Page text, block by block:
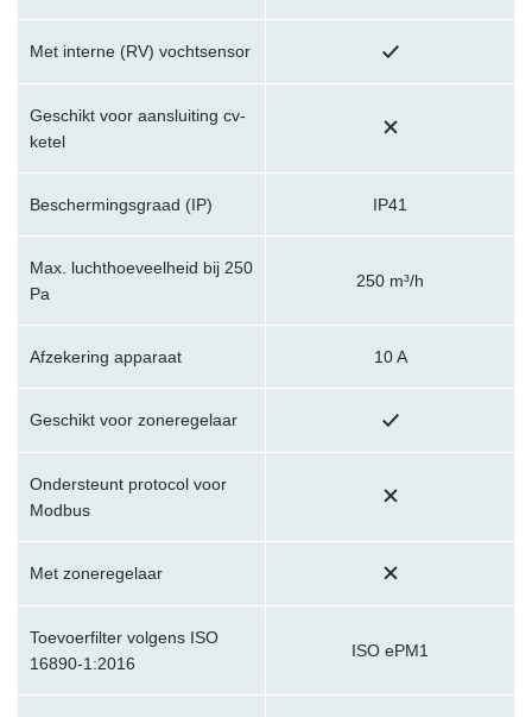
Met interne (RV) vochtsensor
Geschikt voor aansluiting cv-
ketel
Beschermingsgraad (IP) IP41
Max. luchthoeveelheid bij 250
Pa
250 m³/h
Afzekering apparaat 10 A
Geschikt voor zoneregelaar
Ondersteunt protocol voor
Modbus
Met zoneregelaar
Toevoerfilter volgens ISO
16890-1:2016
ISO ePM1